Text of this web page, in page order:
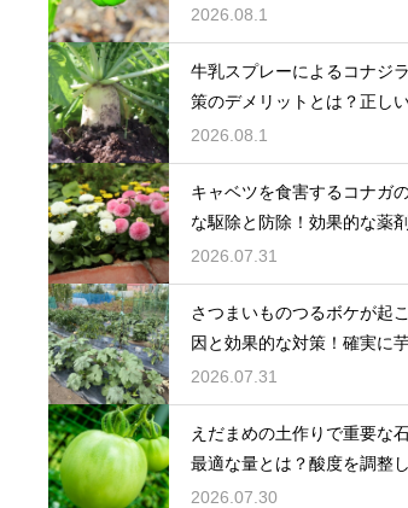
底的に検証
2026.08.1
牛乳スプレーによるコナジ
策のデメリットとは？正し
で防ぐ
2026.08.1
キャベツを食害するコナガ
な駆除と防除！効果的な薬
び方
2026.07.31
さつまいものつるボケが起
因と効果的な対策！確実に
大化
2026.07.31
えだまめの土作りで重要な
最適な量とは？酸度を調整
育を促す
2026.07.30